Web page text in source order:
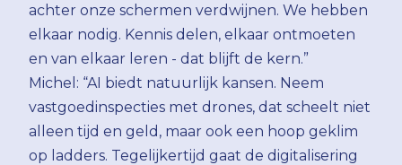
achter onze schermen verdwijnen. We hebben
elkaar nodig. Kennis delen, elkaar ontmoeten
en van elkaar leren - dat blijft de kern.”
Michel: “AI biedt natuurlijk kansen. Neem
vastgoedinspecties met drones, dat scheelt niet
alleen tijd en geld, maar ook een hoop geklim
op ladders. Tegelijkertijd gaat de digitalisering